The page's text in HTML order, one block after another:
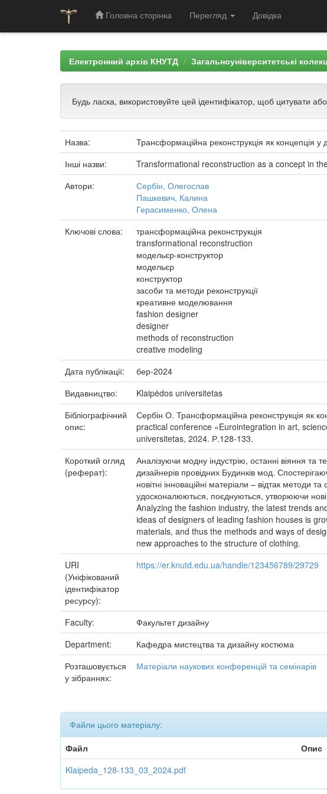
Головна сторінка Перегляд Довідка
Електронний архів КНУТД Загальноуніверситетські
Будь ласка, використовуйте цей ідентифікатор, щоб цитувати
Назва:
Трансформаційна реконструкція як концепція у
Інші назви:
Transformational reconstruction as a concept in
Автори:
Сербін, Олегослав
Пашкевич, Калина
Герасименко, Олена
Ключові слова:
трансформаційна реконструкція
transformational reconstruction
модельєр-конструктор
модельєр
конструктор
засоби та методи реконструкції
креативне моделювання
fashion designer
designer
methods of reconstruction
creative modeling
Дата публікації:
бер-2024
Видавництво:
Klaipėdos universitetas
Бібліографічний
опис:
Сербін О. Трансформаційна реконструкція як
practical conference «Eurointegration in art,
universitetas, 2024. Р.128-133.
Короткий огляд
(реферат):
Аналізуючи модну індустрію, останні віяння та
дизайнерів провідних Будинків мод.
новітні інноваційні матеріали – відтак
удосконалюються, поєднуються, утворюючи
Analyzing the fashion industry, the latest trends
ideas of designers of leading fashion houses is
materials, and thus the methods and ways of
new approaches to the structure of clothing.
URI
(Уніфікований
ідентифікатор
ресурсу):
https://er.knutd.edu.ua/handle/123456789/29729
Faculty:
Факультет дизайну
Department:
Кафедра мистецтва та дизайну костюма
Розташовується
у зібраннях:
Матеріали наукових конференцій та семінарів
Файли цього матеріалу:
Файл
Опис
Klaipeda_128-133_03_2024.pdf